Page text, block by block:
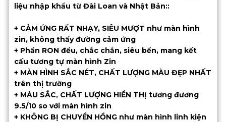
liệu nhập khẩu từ Đài Loan và Nhật Bản::
+ CẢM ỨNG RẤT NHẠY, SIÊU MƯỢT như màn hình
zin, không thấy đường cảm ứng
+ Phần RON đều, chắc chắn, siêu bền, mang kết
cấu tương tự màn hình Zin
+ MÀN HÌNH SẮC NÉT, CHẤT LƯỢNG MÀU ĐẸP NHẤT
trên thị trường
+ MÀU SẮC, CHẤT LƯỢNG HIỂN THỊ tương đương
9.5/10 so với màn hình zin
+ KHÔNG BỊ CHUYỂN HỒNG như màn hình linh kiện